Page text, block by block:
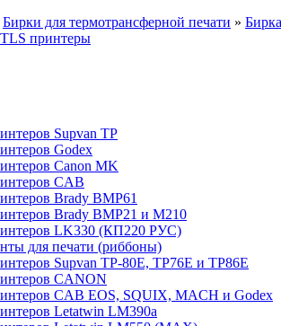
Бирки для термотрансферной печати » Бирка
TLS принтеры
Supvan TP
Godex
Canon MK
CAB
Brady BMP61
Brady BMP21 и M210
LK330 (КП220 РУС)
для печати (риббоны)
Supvan TP-80E, TP76E и TP86E
CANON
CAB EOS, SQUIX, MACH и Godex
Letatwin LM390a